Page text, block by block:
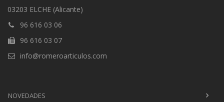
03203 ELCHE (Alicante)
96 616 03 06
96 616 03 07
info@romeroarticulos.com
NOVEDADES